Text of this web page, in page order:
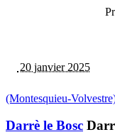
20 janvier 2025
(Montesquieu-
Darrè le Bosc